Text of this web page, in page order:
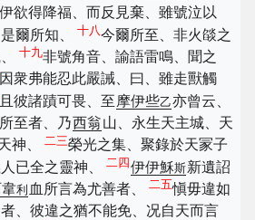
欲得降福、而反見棄、雖號泣以
爾所知、 十八今爾所至、非火燄之
十九非號角音、諭語雷鳴、聞之
因衆弗能忍此嚴誡、曰、雖走獸觸
且彼諸蹟可畏、至 摩伊些乙亦曾云、
至者、乃西翁山、永生天主城、天
神、 二三榮光之集、聚錄於天冡子
已全之靈神、
二四伊伊穌斯新遺詔
韋利 血所言為尤善者、 二五愼毋違如
、彼違之猶不能免、况自天而言